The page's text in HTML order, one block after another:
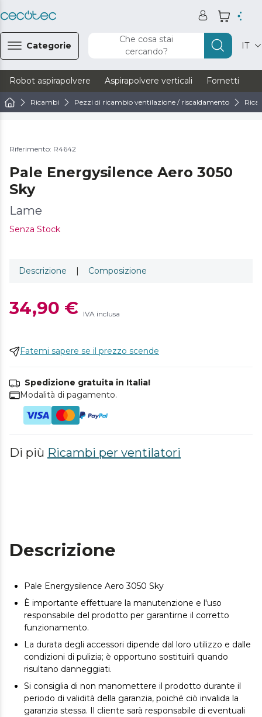
Categorie
Che cosa stai
cercando?
IT
Robot aspirapolvere Aspirapolvere verticali Fornetti
Ricambi Pezzi di ricambio ventilazione / riscaldamento
Riferimento: R4642
Pale Energysilence Aero 3050
Sky
Lame
Senza Stock
Descrizione | Composizione
34,90 € IVA inclusa
Fatemi sapere se il prezzo scende
Spedizione gratuita in Italia!
Modalità di pagamento.
Di più Ricambi per ventilatori
Descrizione
Pale Energysilence Aero 3050 Sky
È importante effettuare la manutenzione e l'uso
responsabile del prodotto per garantirne il corretto
funzionamento.
La durata degli accessori dipende dal loro utilizzo e dalle
condizioni di pulizia; è opportuno sostituirli quando
risultano danneggiati.
Si consiglia di non manomettere il prodotto durante il
periodo di validità della garanzia, poiché ciò invalida la
garanzia stessa. Il cliente sarà responsabile di eventuali